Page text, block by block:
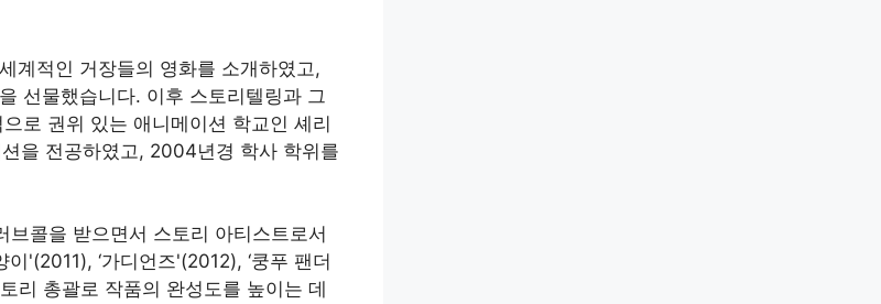
계적인 거장들의 영화를 소개하였고,
선물했습니다. 이후 스토리텔링과 그
로 권위 있는 애니메이션 학교인 셰리
을 전공하였고, 2004년경 학사 학위를
콜을 받으면서 스토리 아티스트로서
'(2011), ‘가디언즈'(2012), ‘쿵푸 팬더
리 총괄로 작품의 완성도를 높이는 데